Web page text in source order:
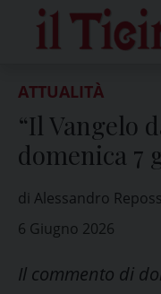
content
ATTUALITÀ
“Il Vangelo
domenica 7
di Alessandro Repossi
6 Giugno 2026
Il commento di